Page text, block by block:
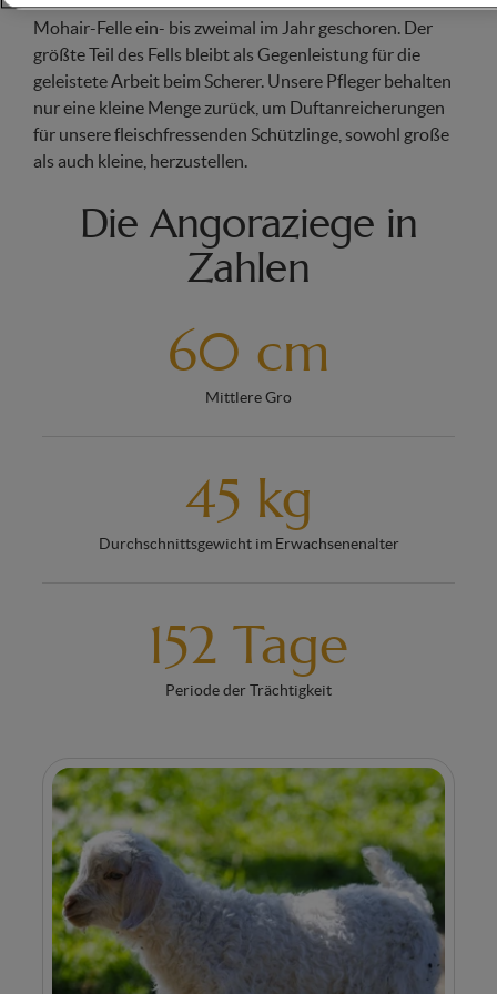
Mohair-Felle ein- bis zweimal im Jahr geschoren. Der
größte Teil des Fells bleibt als Gegenleistung für die
geleistete Arbeit beim Scherer. Unsere Pfleger behalten
nur eine kleine Menge zurück, um Duftanreicherungen
für unsere fleischfressenden Schützlinge, sowohl große
als auch kleine, herzustellen.
Die Angoraziege in
Zahlen
60 cm
Mittlere Gro
45 kg
Durchschnittsgewicht im Erwachsenenalter
152 Tage
Periode der Trächtigkeit